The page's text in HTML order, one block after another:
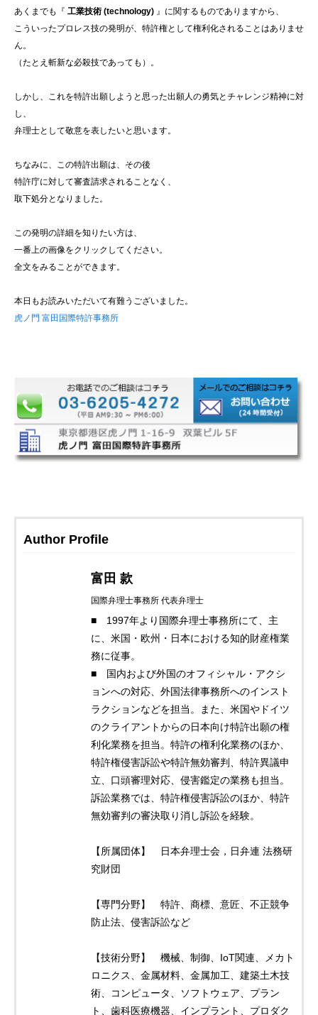
あくまでも『 工業技術 (technology) 』に関するものでありますから、
こういったプロレス技の発明が、特許権として権利化されることはありませ
ん。
（たとえ斬新な必殺技であっても）。
しかし、これを特許出願しようと思った出願人の勇気とチャレンジ精神に対
し、
弁理士として敬意を表したいと思います。
ちなみに、この特許出願は、その後
特許庁に対して審査請求されることなく、
取下処分となりました。
この発明の詳細を知りたい方は、
一番上の画像をクリックしてください。
全文をみることができます。
本日もお読みいただいて有難うございました。
虎ノ門 富田国際特許事務所
Author Profile
富田 款
国際弁理士事務所 代表弁理士
■ 1997年より国際弁理士事務所にて、主
に、米国・欧州・日本における知的財産権業
務に従事。
■ 国内および外国のオフィシャル・アクシ
ョンへの対応、外国法律事務所へのインスト
ラクションなどを担当。また、米国やドイツ
のクライアントからの日本向け特許出願の権
利化業務を担当。特許の権利化業務のほか、
特許権侵害訴訟や特許無効審判、特許異議申
立、口頭審理対応、侵害鑑定の業務も担当。
訴訟業務では、特許権侵害訴訟のほか、特許
無効審判の審決取り消し訴訟を経験。
【所属団体】 日本弁理士会，日弁連 法務研
究財団
【専門分野】 特許、商標、意匠、不正競争
防止法、侵害訴訟など
【技術分野】 機械、制御、IoT関連、メカト
ロニクス、金属材料、金属加工、建築土木技
術、コンピュータ、ソフトウェア、プラン
ト、歯科医療機器、インプラント、プロダク